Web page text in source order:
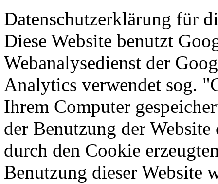
Datenschutzerklärung für
Diese Website benutzt
Webanalysedienst der
Analytics verwendet sog.
Ihrem Computer
der Benutzung der
durch den Cookie
Benutzung dieser Website